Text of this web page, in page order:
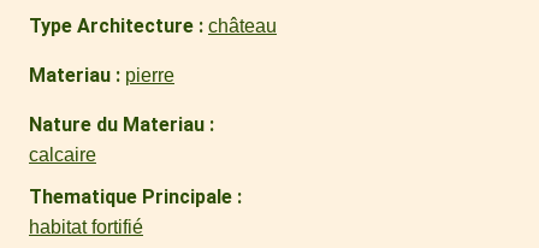
Type Architecture château
Materiau pierre
Nature du Materiau
calcaire
Thematique Principale
habitat fortifié